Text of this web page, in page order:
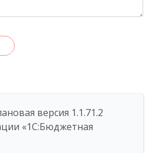
версия 1.1.71.2
«1C:Бюджетная